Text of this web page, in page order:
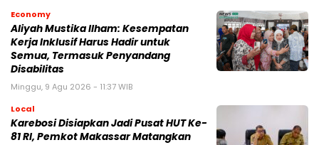
Economy
Aliyah Mustika Ilham: Kesempatan
Kerja Inklusif Harus Hadir untuk
Semua, Termasuk Penyandang
Disabilitas
Minggu, 9 Agu 2026 - 11:37 WIB
Local
Karebosi Disiapkan Jadi Pusat HUT Ke-
81 RI, Pemkot Makassar Matangkan